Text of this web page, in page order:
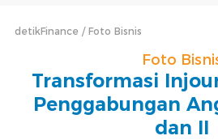
detikFinance Foto Bisnis
Foto
Transformasi
Penggabungan
dan II